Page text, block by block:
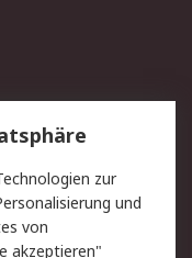
zur
und
von
akzeptieren"